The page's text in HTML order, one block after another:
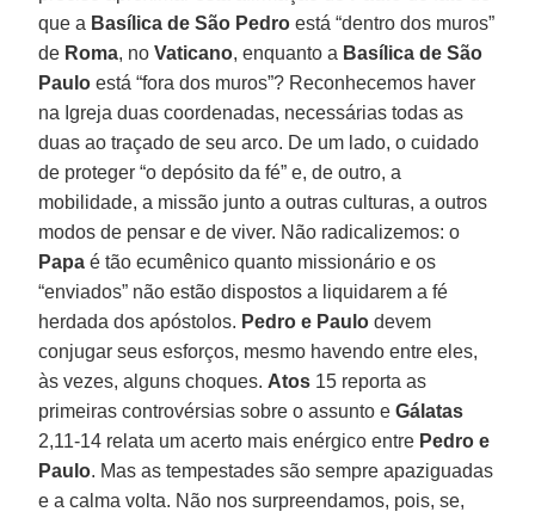
que a Basílica de São Pedro está “dentro dos muros”
de Roma, noVaticano, enquanto a Basílica de São
Paulo está “fora dos muros”? Reconhecemos haver
na Igreja duas coordenadas, necessárias todas as
duas ao traçado de seu arco. De um lado, o cuidado
de proteger “o depósito da fé” e, de outro, a
mobilidade, a missão junto a outras culturas, a outros
modos de pensar e de viver. Não radicalizemos: o
Papa é tão ecumênico quanto missionário e os
“enviados” não estão dispostos a liquidarem a fé
herdada dos apóstolos. Pedro e Paulo devem
conjugar seus esforços, mesmo havendo entre eles,
às vezes, alguns choques. Atos 15 reporta as
primeiras controvérsias sobre o assunto eGálatas
2,11-14 relata um acerto mais enérgico entre Pedro e
Paulo. Mas as tempestades são sempre apaziguadas
e a calma volta. Não nos surpreendamos, pois, se,